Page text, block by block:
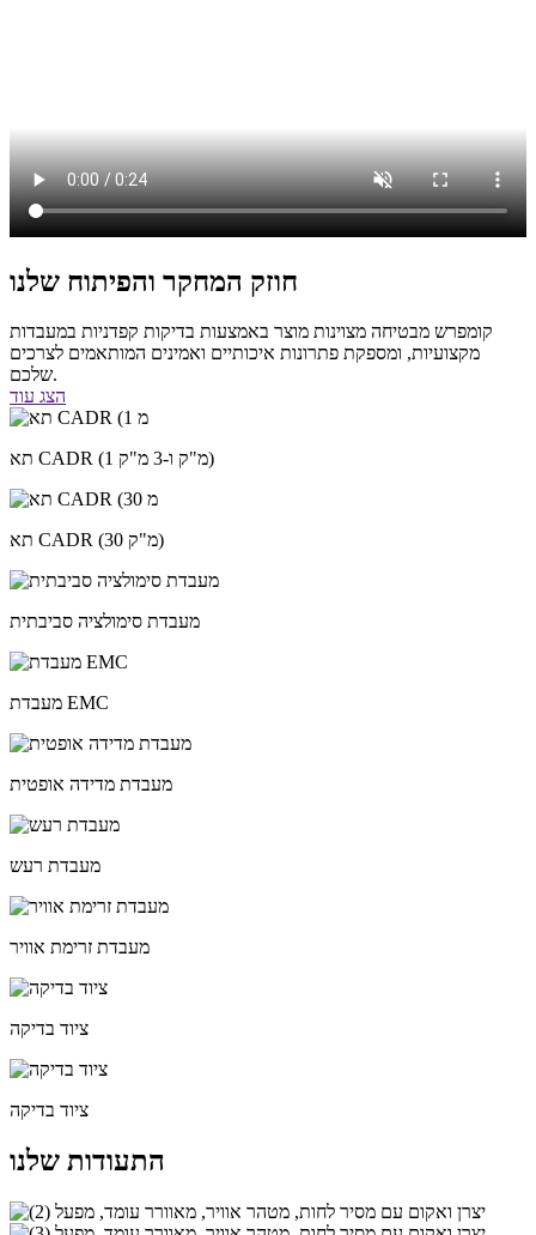
חוזק המחקר והפיתוח שלנו
קומפרש מבטיחה מצוינות מוצר באמצעות בדיקות קפדניות במעבדות
מקצועיות, ומספקת פתרונות איכותיים ואמינים המותאמים לצרכים
שלכם.
הצג עוד
תא CADR (1 מ"ק ו-3 מ"ק)
תא CADR (30 מ"ק)
מעבדת סימולציה סביבתית
מעבדת EMC
מעבדת מדידה אופטית
מעבדת רעש
מעבדת זרימת אוויר
ציוד בדיקה
ציוד בדיקה
התעודות שלנו